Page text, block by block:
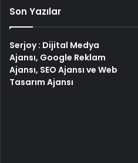
Son Yazılar
Serjoy : Dijital Medya
Ajansı, Google Reklam
Ajansı, SEO Ajansı ve Web
Tasarım Ajansı